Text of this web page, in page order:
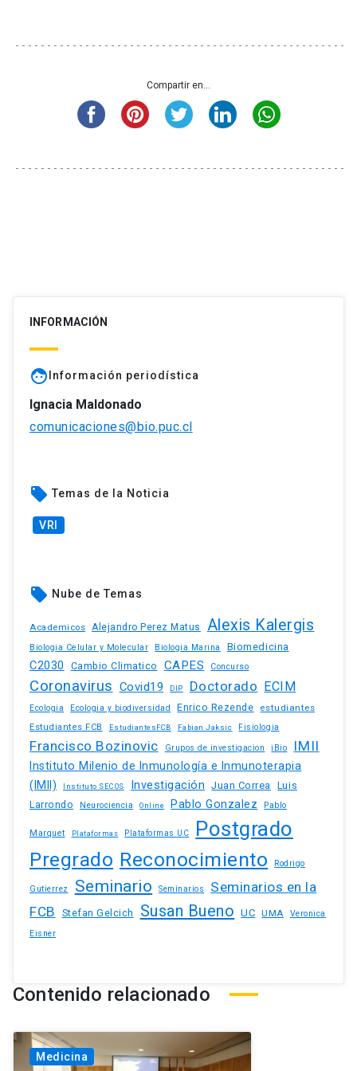
Compartir en...
INFORMACIÓN
faceInformación periodística
Ignacia Maldonado
comunicaciones@bio.puc.cl
local_offer Temas de la Noticia
VRI
local_offer Nube de Temas
Academicos Alejandro Perez Matus Alexis Kalergis
Biologia Celular y Molecular Biologia Marina Biomedicina
C2030 Cambio Climatico CAPES Concurso
Coronavirus Covid19 DIP Doctorado ECIM
Ecologia Ecologia y biodiversidad Enrico Rezende estudiantes
Estudiantes FCB EstudiantesFCB Fabian Jaksic Fisiologia
Francisco Bozinovic Grupos de investigacion iBio IMII
Instituto Milenio de Inmunología e Inmunoterapia
(IMII)
Instituto SECOS Investigación Juan Correa
Luis
Larrondo
Neurociencia Online Pablo Gonzalez Pablo
Marquet Plataformas Plataformas UC Postgrado
Pregrado Reconocimiento Rodrigo
Gutierrez Seminario Seminarios
Seminarios en la
FCB
Stefan Gelcich Susan Bueno UC UMA
Veronica
Eisner
Contenido relacionado
Medicina